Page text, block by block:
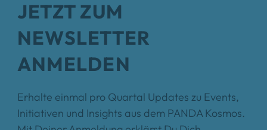
JETZT ZUM
NEWSLETTER
ANMELDEN
Erhalte einmal pro Quartal Updates zu Events,
Initiativen und Insights aus dem PANDA Kosmos.